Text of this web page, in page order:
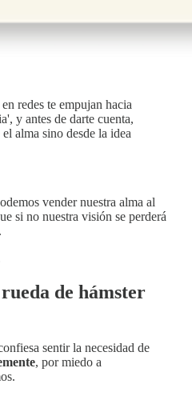
redes te empujan hacia
y antes de darte cuenta,
alma sino desde la idea
vender nuestra alma al
si no nuestra visión se perderá
de hámster
sentir la necesidad de
, por miedo a